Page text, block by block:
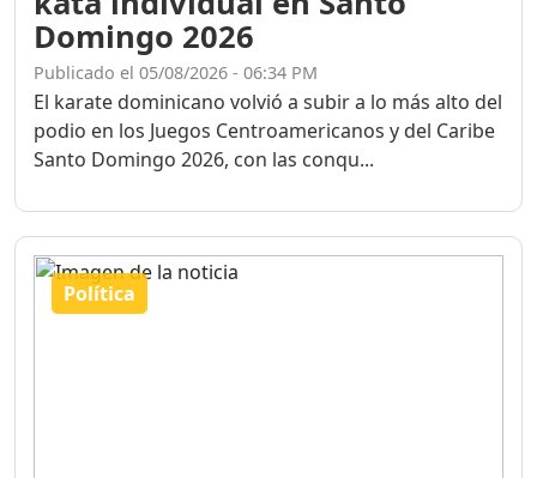
Domingo 2026
Publicado el 05/08/2026 - 06:34 PM
El karate dominicano volvió a subir a lo más alto del
podio en los Juegos Centroamericanos y del Caribe
Santo Domingo 2026, con las conqu...
Política